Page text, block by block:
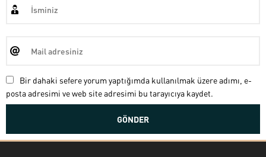
Bir dahaki sefere yorum yaptığımda kullanılmak üzere adımı, e-
posta adresimi ve web site adresimi bu tarayıcıya kaydet.